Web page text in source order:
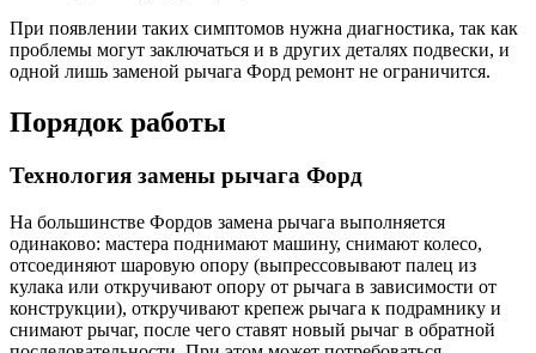
При появлении таких симптомов нужна диагностика, так как
проблемы могут заключаться и в других деталях подвески, и
одной лишь заменой рычага Форд ремонт не ограничится.
Порядок работы
Технология замены рычага Форд
На большинстве Фордов замена рычага выполняется
одинаково: мастера поднимают машину, снимают колесо,
отсоединяют шаровую опору (выпрессовывают палец из
кулака или откручивают опору от рычага в зависимости от
конструкции), откручивают крепеж рычага к подрамнику и
снимают рычаг, после чего ставят новый рычаг в обратной